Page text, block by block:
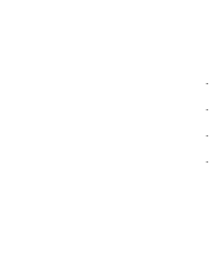
·
·
·
·